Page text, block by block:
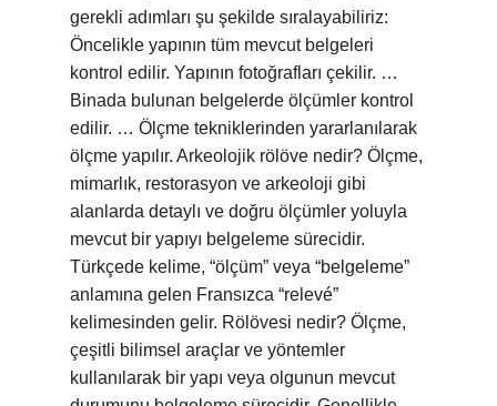
gerekli adımları şu şekilde sıralayabiliriz:
Öncelikle yapının tüm mevcut belgeleri
kontrol edilir. Yapının fotoğrafları çekilir. …
Binada bulunan belgelerde ölçümler kontrol
edilir. … Ölçme tekniklerinden yararlanılarak
ölçme yapılır. Arkeolojik rölöve nedir? Ölçme,
mimarlık, restorasyon ve arkeoloji gibi
alanlarda detaylı ve doğru ölçümler yoluyla
mevcut bir yapıyı belgeleme sürecidir.
Türkçede kelime, “ölçüm” veya “belgeleme”
anlamına gelen Fransızca “relevé”
kelimesinden gelir. Rölövesi nedir? Ölçme,
çeşitli bilimsel araçlar ve yöntemler
kullanılarak bir yapı veya olgunun mevcut